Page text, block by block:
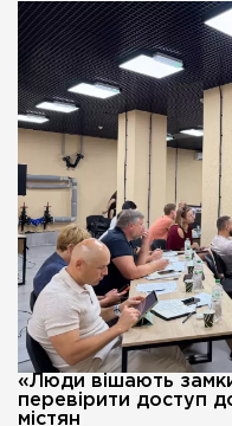
«Люди вішають
перевірити доступ
містян